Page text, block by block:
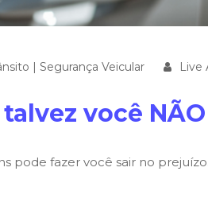
| Segurança Veicular Live
você
pode fazer você sair no